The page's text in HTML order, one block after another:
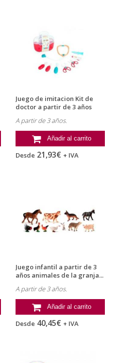
Juego de imitacion Kit de
doctor a partir de 3 años
A partir de 3 años.
Añadir al carrito
Desde 21,93€ + IVA
Juego infantil a partir de 3
años animales de la granja...
A partir de 3 años.
Añadir al carrito
Desde 40,45€ + IVA